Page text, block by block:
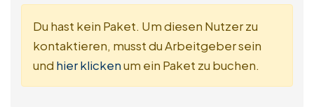
Du hast kein Paket. Um diesen Nutzer zu
kontaktieren, musst du Arbeitgeber sein
und hier klickenum ein Paket zu buchen.